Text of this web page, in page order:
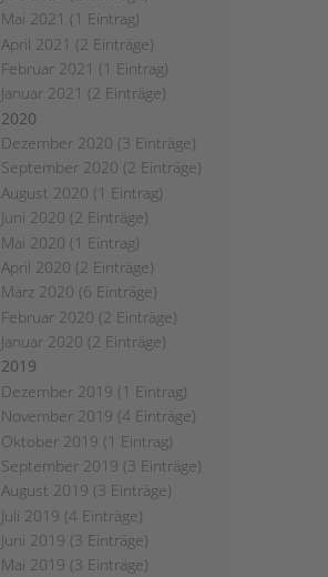
Mai 2021 (1 Eintrag)
April 2021 (2 Einträge)
Februar 2021 (1 Eintrag)
Januar 2021 (2 Einträge)
2020
Dezember 2020 (3 Einträge)
September 2020 (2 Einträge)
August 2020 (1 Eintrag)
Juni 2020 (2 Einträge)
Mai 2020 (1 Eintrag)
April 2020 (2 Einträge)
März 2020 (6 Einträge)
Februar 2020 (2 Einträge)
Januar 2020 (2 Einträge)
2019
Dezember 2019 (1 Eintrag)
November 2019 (4 Einträge)
Oktober 2019 (1 Eintrag)
September 2019 (3 Einträge)
August 2019 (3 Einträge)
Juli 2019 (4 Einträge)
Juni 2019 (3 Einträge)
Mai 2019 (3 Einträge)